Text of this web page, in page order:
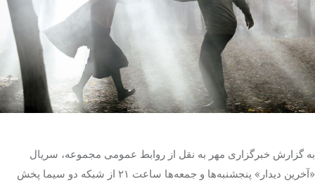
تک کده
پایگاه خبری آبان
خرید موتور ایمپلنت
به گزارش خبرگزاری مهر به نقل از روابط عمومی مجموعه، سریال
«آخرین دیدار» پنجشنبه‌ها و جمعه‌ها ساعت ۲۱ از شبکه دو سیما پخش